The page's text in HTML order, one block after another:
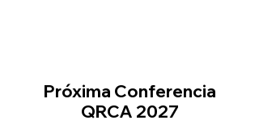
Próxima Conferencia
QRCA 2027